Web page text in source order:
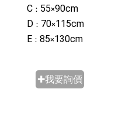
C： 55×90cm
D： 70×115cm
E： 85×130cm
✚我要詢價